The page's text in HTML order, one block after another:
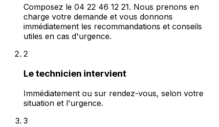
Composez le 04 22 46 12 21. Nous prenons en
charge votre demande et vous donnons
immédiatement les recommandations et conseils
utiles en cas d'urgence.
2
Le technicien intervient
Immédiatement ou sur rendez-vous, selon votre
situation et l'urgence.
3